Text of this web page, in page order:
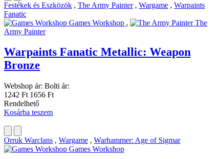
Festékek és Eszközök , The Army Painter, Wargame , Warpaints
Fanatic
Games Workshop ,
The
Army Painter
Warpaints Fanatic Metallic: Weapon
Bronze
Webshop ár: Bolti ár:
1242 Ft 1656 Ft
Rendelhető
Kosárba teszem
Orruk Warclans , Wargame , Warhammer: Age of Sigmar
Games Workshop